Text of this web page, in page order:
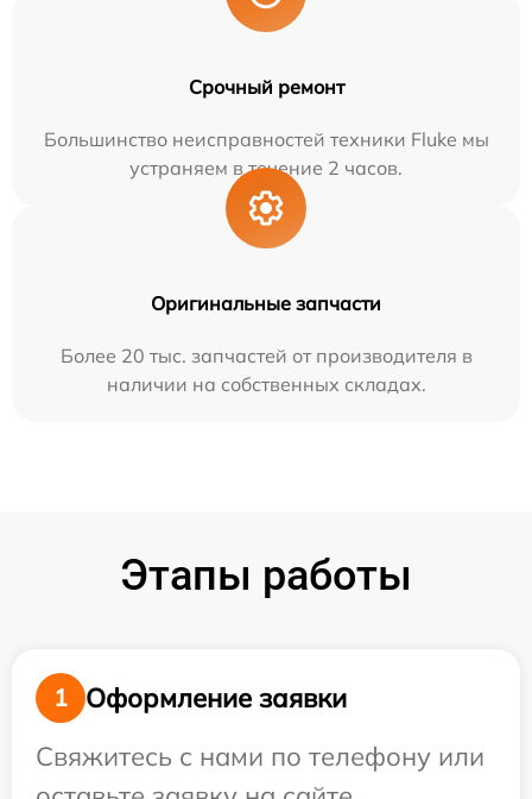
Срочный ремонт
Большинство неисправностей техники Fluke мы
устраняем в течение 2 часов.
Оригинальные запчасти
Более 20 тыс. запчастей от производителя в
наличии на собственных складах.
Этапы работы
1
Оформление заявки
Свяжитесь с нами по телефону или